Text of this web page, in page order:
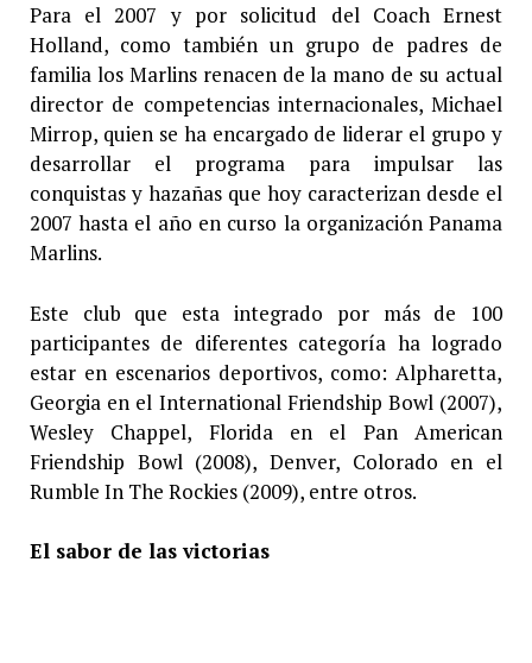
Para el 2007 y por solicitud del Coach Ernest
Holland, como también un grupo de padres de
familia los Marlins renacen de la mano de su actual
director de competencias internacionales, Michael
Mirrop, quien se ha encargado de liderar el grupo y
desarrollar el programa para impulsar las
conquistas y hazañas que hoy caracterizan desde el
2007 hasta el año en curso la organización Panama
Marlins.
Este club que esta integrado por más de 100
participantes de diferentes categoría ha logrado
estar en escenarios deportivos, como: Alpharetta,
Georgia en el International Friendship Bowl (2007),
Wesley Chappel, Florida en el Pan American
Friendship Bowl (2008), Denver, Colorado en el
Rumble In The Rockies (2009), entre otros.
El sabor de las victorias